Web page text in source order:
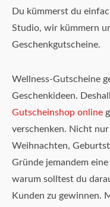
Du kümmerst du
Studio, wir kümmern
Geschenkgutscheine.
Wellness-Gutscheine
Geschenkideen.
Gutscheinshop online
verschenken. Nicht
Weihnachten,
Gründe jemandem
warum solltest du
Kunden zu gewinnen.